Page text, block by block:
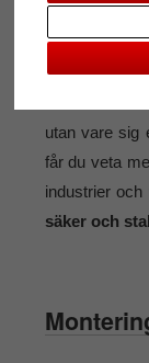
bit hård
många
ett snyggare
utan vare sig
får du veta
industrier
säker och